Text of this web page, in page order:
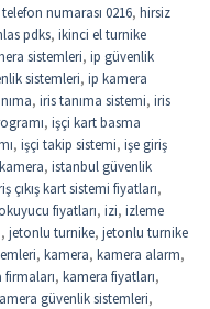
numarası 0216, hirsiz
pdks, ikinci el turnike
sistemleri, ip güvenlik
sistemleri, ip kamera
, iris tanıma sistemi, iris
, işçi kart basma
, işçi takip sistemi, işe giriş
, istanbul güvenlik
çıkış kart sistemi fiyatları,
fiyatları, izi, izleme
, jetonlu turnike, jetonlu turnike
, kamera, kamera alarm,
firmaları, kamera fiyatları,
güvenlik sistemleri,